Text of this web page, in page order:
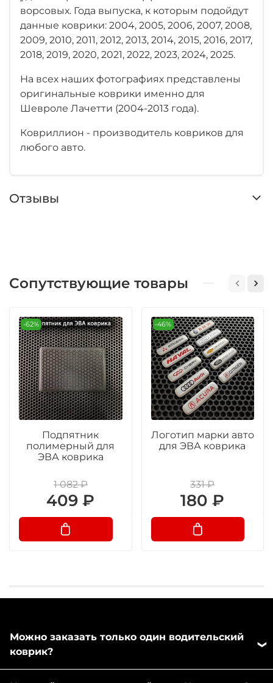
ворсовых. Года выпуска, к которым подойдут
данные коврики: 2004, 2005, 2006, 2007, 2008,
2009, 2010, 2011, 2012, 2013, 2014, 2015, 2016, 2017,
2018, 2019, 2020, 2021, 2022, 2023, 2024, 2025.
На всех наших фотографиях представлены
оригинальные коврики именно для
Шевроле Лачетти (2004-2013 года).
Ковриллион - производитель ковриков для
любого авто.
Отзывы
Сопутствующие товары
-62%
Подпятник
полимерный для
ЭВА коврика
1 082 ₽
409 ₽
-46%
Логотип марки авто
для ЭВА коврика
331 ₽
180 ₽
Можно заказать только один водительский
коврик?